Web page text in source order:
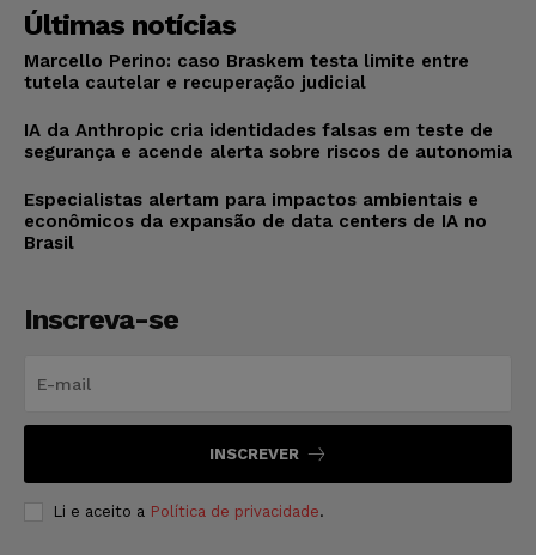
Últimas notícias
Marcello Perino: caso Braskem testa limite entre
tutela cautelar e recuperação judicial
IA da Anthropic cria identidades falsas em teste de
segurança e acende alerta sobre riscos de autonomia
Especialistas alertam para impactos ambientais e
econômicos da expansão de data centers de IA no
Brasil
Inscreva-se
INSCREVER
Li e aceito a Política de privacidade.